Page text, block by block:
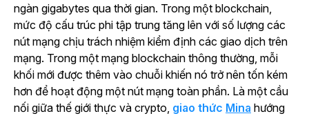
ngàn gigabytes qua thời gian. Trong một blockchain,
mức độ cấu trúc phi tập trung tăng lên với số lượng các
nút mạng chịu trách nhiệm kiểm định các giao dịch trên
mạng. Trong một mạng blockchain thông thường, mỗi
khối mới được thêm vào chuỗi khiến nó trở nên tốn kém
hơn để hoạt động một nút mạng toàn phần. Là một cầu
nối giữa thế giới thực và crypto, giao thức Mina hướng